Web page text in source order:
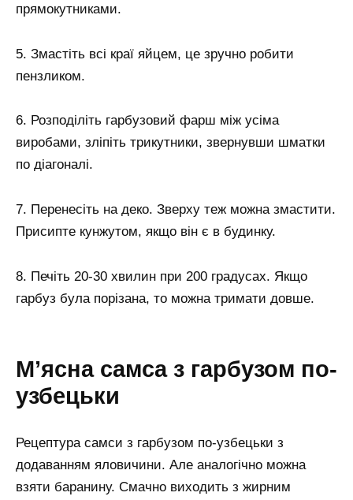
прямокутниками.
5. Змастіть всі краї яйцем, це зручно робити
пензликом.
6. Розподіліть гарбузовий фарш між усіма
виробами, зліпіть трикутники, звернувши шматки
по діагоналі.
7. Перенесіть на деко. Зверху теж можна змастити.
Присипте кунжутом, якщо він є в будинку.
8. Печіть 20-30 хвилин при 200 градусах. Якщо
гарбуз була порізана, то можна тримати довше.
М’ясна самса з гарбузом по-
узбецьки
Рецептура самси з гарбузом по-узбецьки з
додаванням яловичини. Але аналогічно можна
взяти баранину. Смачно виходить з жирним